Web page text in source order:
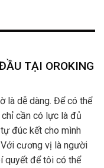
TẠI OROKING
là dễ dàng. Để có thể
cần có lực là đủ
đúc kết cho mình
cương vị là người
quyết để tôi có thể